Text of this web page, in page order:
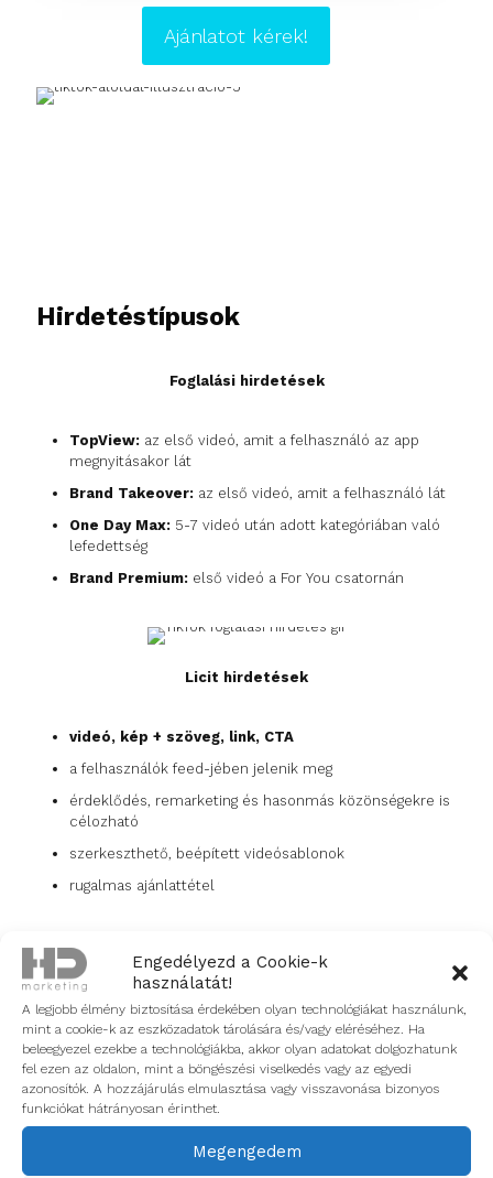
Engedélyezd a Cookie-k
használatát!
A legjobb élmény biztosítása érdekében olyan technológiákat használunk,
mint a cookie-k az eszközadatok tárolására és/vagy eléréséhez. Ha
beleegyezel ezekbe a technológiákba, akkor olyan adatokat dolgozhatunk
fel ezen az oldalon, mint a böngészési viselkedés vagy az egyedi
azonosítók. A hozzájárulás elmulasztása vagy visszavonása bizonyos
funkciókat hátrányosan érinthet.
Megengedem
Ajánlatot kérek!
Hirdetéstípusok
Foglalási hirdetések
TopView: az első videó, amit a felhasználó az app
megnyitásakor lát
Brand Takeover: az első videó, amit a felhasználó lát
One Day Max: 5-7 videó után adott kategóriában való
lefedettség
Brand Premium: első videó a For You csatornán
Licit hirdetések
videó, kép + szöveg, link, CTA
a felhasználók feed-jében jelenik meg
érdeklődés, remarketing és hasonmás közönségekre is
célozható
szerkeszthető, beépített videósablonok
rugalmas ajánlattétel
Kreatív hirdetések
Hashtag challenge:márka saját hastaggel ellátott
kihívást indít, akár TikTok influencerek bevonásával
Branded effects: a márka saját AR filtert hoz létre,
amit a felhasználók saját videóikban felhasználhatnak